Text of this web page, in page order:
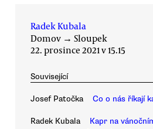
Radek Kubala
Domov → Sloupek
22. prosince 2021 v 15.15
Související
Josef Patočka Co o nás říkají
Radek Kubala
Kapr na